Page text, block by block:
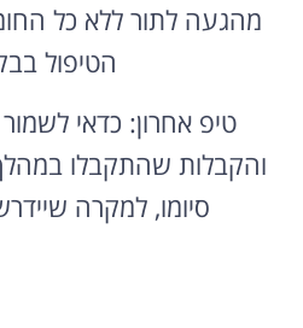
מהגעה לתור ללא כל
הטיפול
טיפ אחרון: כדאי
והקבלות שהתקבלו
סיומו, למקרה